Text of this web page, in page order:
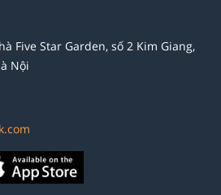
Five Star Garden, số 2 Kim Giang,
Nội